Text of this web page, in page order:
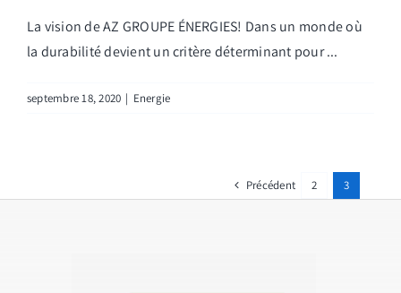
La vision de AZ GROUPE ÉNERGIES! Dans un monde où
la durabilité devient un critère déterminant pour ...
septembre 18, 2020 | Energie
Précédent 2 3